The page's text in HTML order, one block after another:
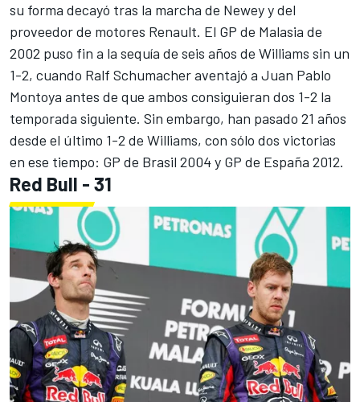
su forma decayó tras la marcha de Newey y del
proveedor de motores Renault. El GP de Malasia de
2002 puso fin a la sequía de seis años de Williams sin un
1-2, cuando Ralf Schumacher aventajó a Juan Pablo
Montoya antes de que ambos consiguieran dos 1-2 la
temporada siguiente. Sin embargo, han pasado 21 años
desde el último 1-2 de Williams, con sólo dos victorias
en ese tiempo: GP de Brasil 2004 y GP de España 2012.
Red Bull - 31